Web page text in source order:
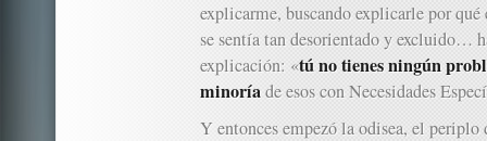
explicarme, buscando explicarle por qué
se sentía tan desorientado y excluido…
explicación: «tú no tienes ningún
minoríade esos con Necesidades
Y entonces empezó la odisea, el periplo